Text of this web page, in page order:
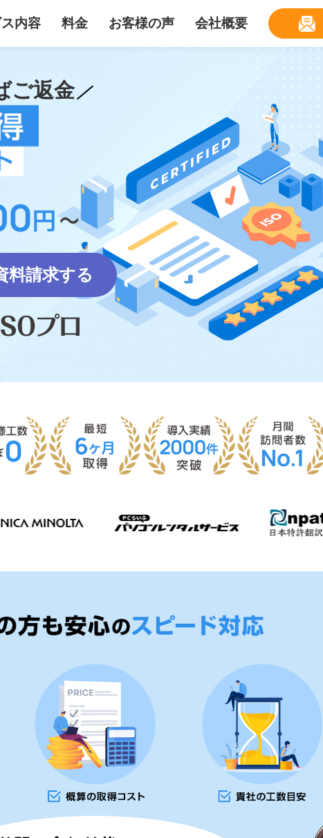
内容 料金 お客様の声 会社概要
ご返金
料請求する